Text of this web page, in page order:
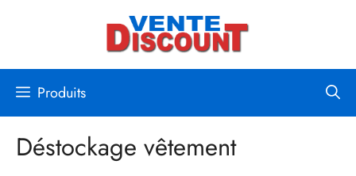
Produits
Déstockage vêtement